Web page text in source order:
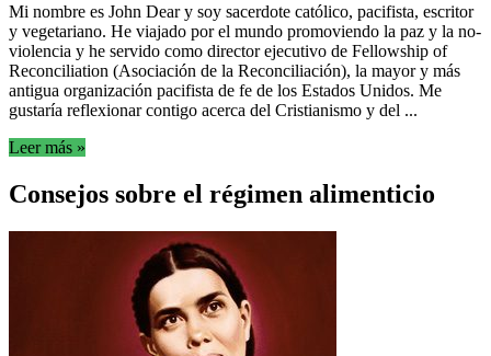
Mi nombre es John Dear y soy sacerdote católico, pacifista, escritor
y vegetariano. He viajado por el mundo promoviendo la paz y la no-
violencia y he servido como director ejecutivo de Fellowship of
Reconciliation (Asociación de la Reconciliación), la mayor y más
antigua organización pacifista de fe de los Estados Unidos. Me
gustaría reflexionar contigo acerca del Cristianismo y del ...
Leer más »
Consejos sobre el régimen alimenticio